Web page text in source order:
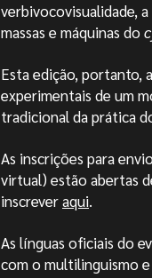
verbivocovisualidade,
massas e máquinas do
Esta edição, portanto,
experimentais de um
tradicional da prática
As inscrições para
virtual) estão abertas
inscreveraqui.
As línguas oficiais do
com o multilinguismo